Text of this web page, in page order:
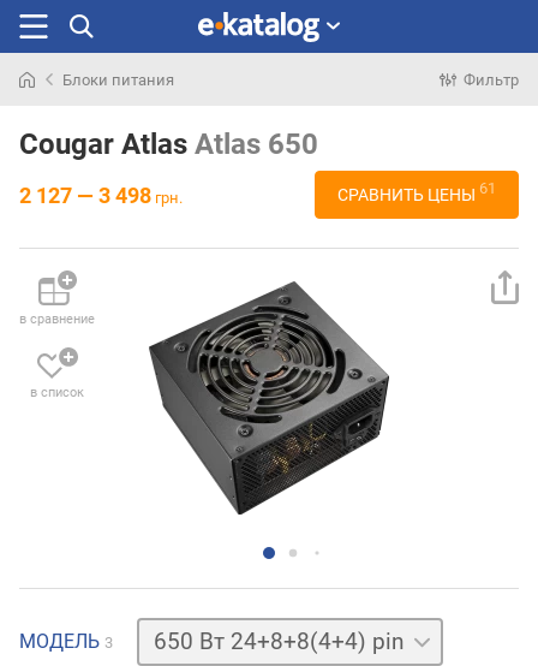
раньше
Блоки питания Фильтр
Cougar Atlas Atlas 650
2 127 — 3 498 грн. СРАВНИТЬ ЦЕНЫ 61
в сравнение
в список
МОДЕЛЬ 3
550 Вт
24+8